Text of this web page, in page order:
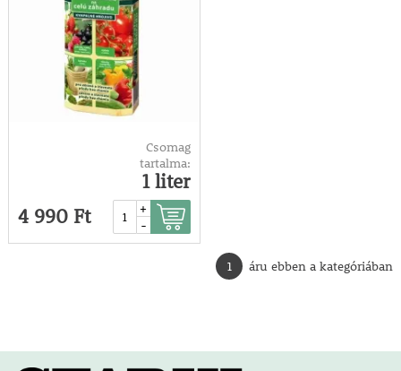
Csomag
tartalma:
1 liter
4 990 Ft
+
-
1 áru ebben a kategóriában